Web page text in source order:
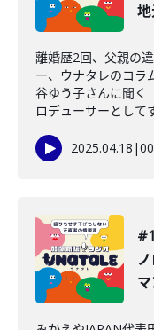
離婚歴2回、父親の
ー、ウナタレのコラ
谷ゆう子さんに聞く
ロデューサーとして
2025.04.18 |